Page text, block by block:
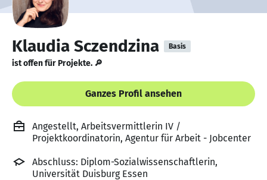
Klaudia Sczendzina Basis
ist offen für Projekte. 🔎
Ganzes Profil ansehen
Angestellt, Arbeitsvermittlerin IV /
Projektkoordinatorin, Agentur für Arbeit - Jobcenter
Abschluss: Diplom-Sozialwissenschaftlerin,
Universität Duisburg Essen